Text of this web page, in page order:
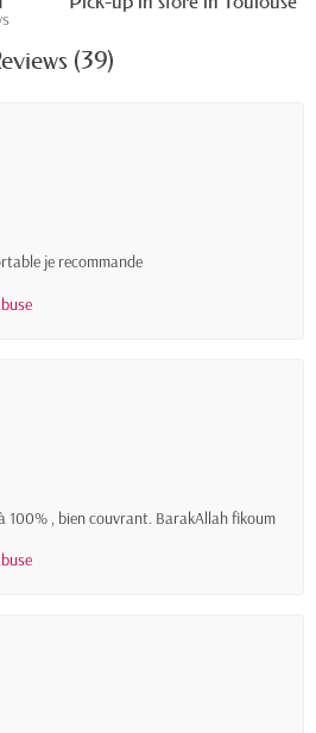
(39)
je recommande
100% , bien couvrant. BarakAllah fikoum